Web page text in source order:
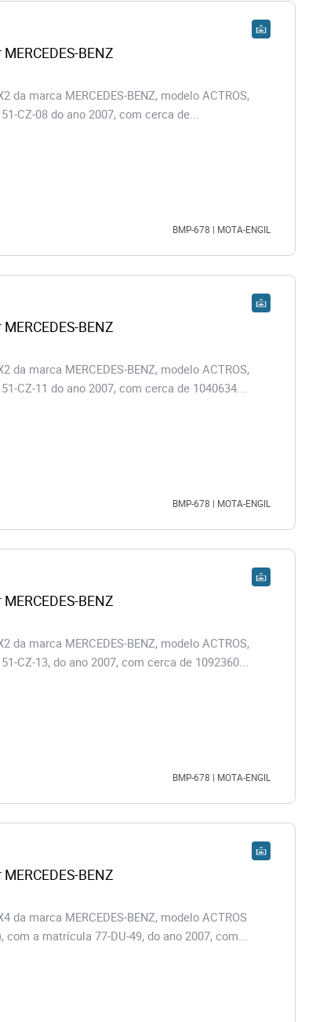
da marca MERCEDES-BENZ, modelo ACTROS,
CZ-08 do ano 2007, com cerca de...
BMP-678 | MOTA-ENGIL
da marca MERCEDES-BENZ, modelo ACTROS,
CZ-11 do ano 2007, com cerca de 1040634...
BMP-678 | MOTA-ENGIL
BENZ
da marca MERCEDES-BENZ, modelo ACTROS,
CZ-13, do ano 2007, com cerca de 1092360...
BMP-678 | MOTA-ENGIL
BENZ
da marca MERCEDES-BENZ, modelo ACTROS
com a matrícula 77-DU-49, do ano 2007, com...